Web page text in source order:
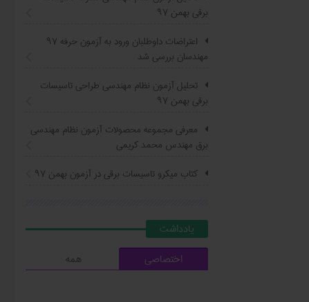
برقی بهمن ۹۷
اعتراضات داوطلبان ورود به آزمون حرفه ٩٧
مهندسان بررسی شد
تحلیل آزمون نظام مهندسی طراحی تاسیسات
برقی بهمن ۹۷
معرفی مجموعه محصولات آزمون نظام مهندسی
برق مهندس محمد کریمی
کتاب ميکرو تاسيسات برقي در آزمون بهمن ۹۷
يادداشت
اختصاصی
همه